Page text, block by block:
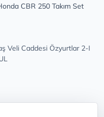
CBR 250 Takım Set
Veli Caddesi Özyurtlar 2-I